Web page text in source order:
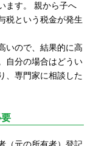
ます。 親から子へ
税という税金が発生
いので、結果的に高
自分の場合はどうい
、専門家に相談した